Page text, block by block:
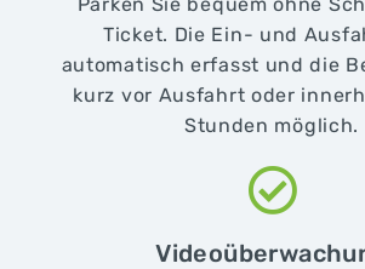
Ticket. Die Ein- und
automatisch erfasst und die
kurz vor Ausfahrt oder
Stunden möglich.